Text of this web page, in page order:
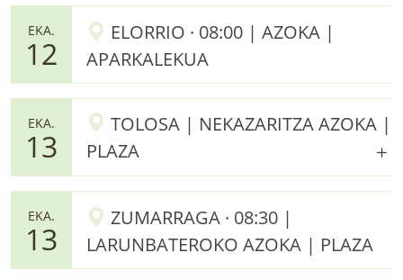
EKA.
12
ELORRIO · 08:00 | AZOKA |
APARKALEKUA
EKA.
13
TOLOSA | NEKAZARITZA AZOKA |
PLAZA
EKA.
13
ZUMARRAGA · 08:30 |
LARUNBATEROKO AZOKA | PLAZA